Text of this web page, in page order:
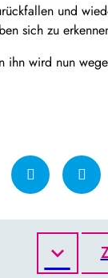
und
sich zu
wird nun